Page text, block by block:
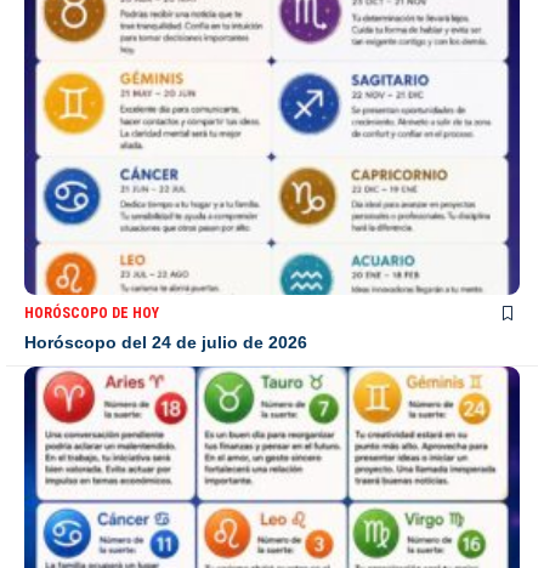
HORÓSCOPO DE HOY
Horóscopo del 24 de julio de 2026